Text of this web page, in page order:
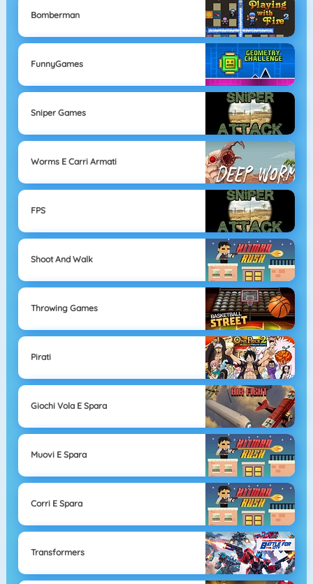
Bomberman
FunnyGames
Sniper Games
Worms E Carri Armati
FPS
Shoot And Walk
Throwing Games
Pirati
Giochi Vola E Spara
Muovi E Spara
Corri E Spara
Transformers